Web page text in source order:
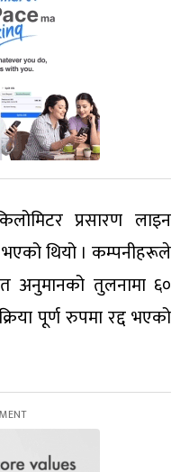
प्रसारण लाइन
भएको थियो । कम्पनीहरूले
अनुमानको तुलनामा ६०
पूर्ण रुपमा रद्द भएको